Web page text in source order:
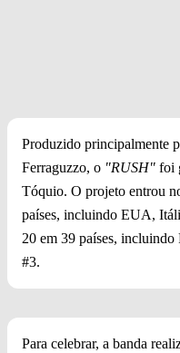
Produzido principalmente
Ferraguzzo, o "RUSH" foi
Tóquio. O projeto entrou
países, incluindo EUA,
20 em 39 países,
#3.
Para celebrar, a banda